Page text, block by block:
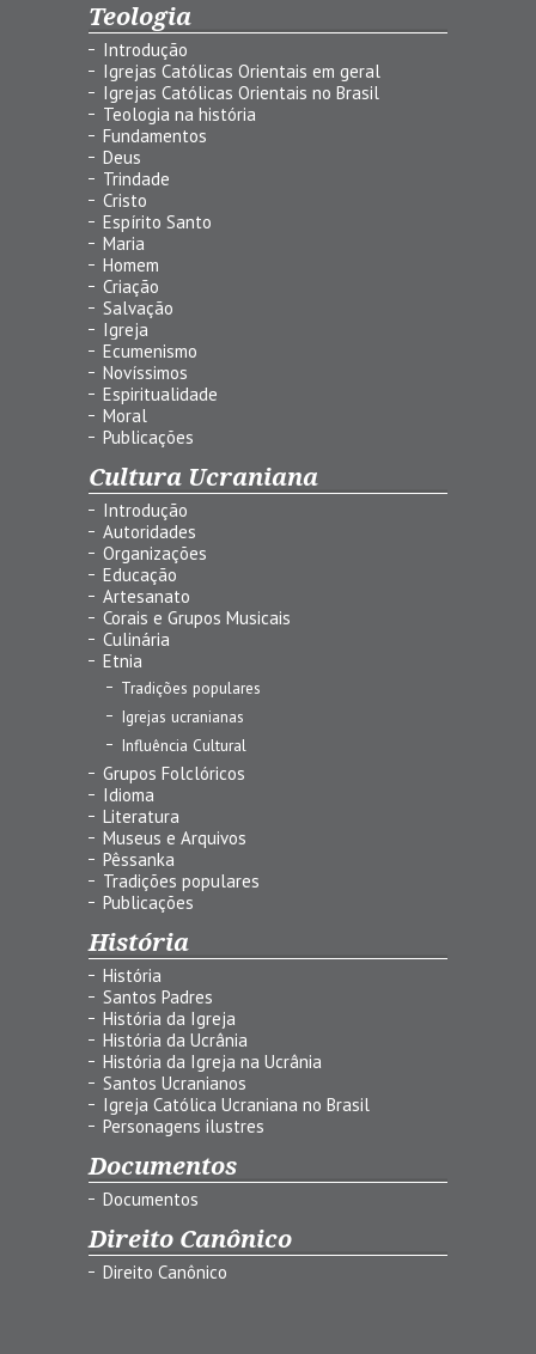
Teologia
Introdução
Igrejas Católicas Orientais em geral
Igrejas Católicas Orientais no Brasil
Teologia na história
Fundamentos
Deus
Trindade
Cristo
Espírito Santo
Maria
Homem
Criação
Salvação
Igreja
Ecumenismo
Novíssimos
Espiritualidade
Moral
Publicações
Cultura Ucraniana
Introdução
Autoridades
Organizações
Educação
Artesanato
Corais e Grupos Musicais
Culinária
Etnia
Tradições populares
Igrejas ucranianas
Influência Cultural
Grupos Folclóricos
Idioma
Literatura
Museus e Arquivos
Pêssanka
Tradições populares
Publicações
História
História
Santos Padres
História da Igreja
História da Ucrânia
História da Igreja na Ucrânia
Santos Ucranianos
Igreja Católica Ucraniana no Brasil
Personagens ilustres
Documentos
Documentos
Direito Canônico
Direito Canônico